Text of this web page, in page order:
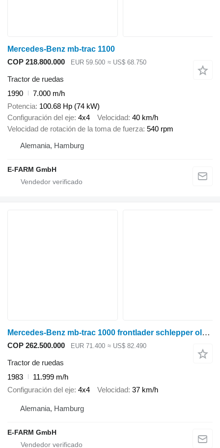
Mercedes-Benz mb-trac 1100
COP 218.800.000
EUR 59.500 ≈ US$ 68.750
Tractor de ruedas
1990
7.000 m/h
Potencia 100.68 Hp (74 kW)
Configuración del eje 4x4 Velocidad 40 km/h
Velocidad de rotación de la toma de fuerza 540 rpm
Alemania, Hamburg
E-FARM GmbH
Mercedes-Benz mb-trac 1000 frontlader schlepper oldtimer
COP 262.500.000 EUR 71.400 ≈ US$ 82.490
Tractor de ruedas
1983
11.999 m/h
Configuración del eje 4x4 Velocidad 37 km/h
Alemania, Hamburg
E-FARM GmbH